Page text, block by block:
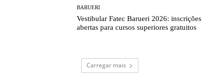
BARUERI
Vestibular Fatec Barueri 2026: inscrições
abertas para cursos superiores gratuitos
Carregar mais